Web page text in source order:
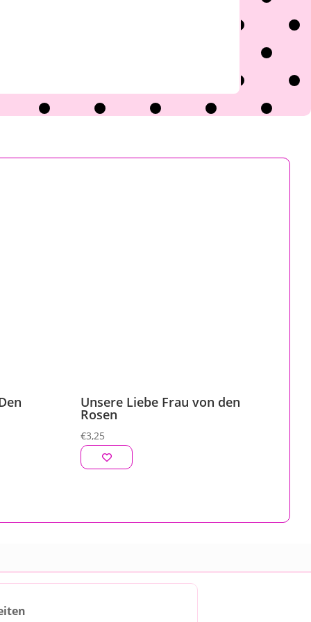
Unsere Liebe Frau von den
Rosen
€3,25